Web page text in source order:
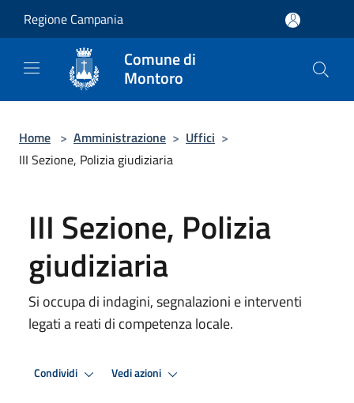
Regione Campania
Comune di
Montoro
Home > Amministrazione > Uffici >
III Sezione, Polizia giudiziaria
III Sezione, Polizia
giudiziaria
Si occupa di indagini, segnalazioni e interventi
legati a reati di competenza locale.
Condividi Vedi azioni